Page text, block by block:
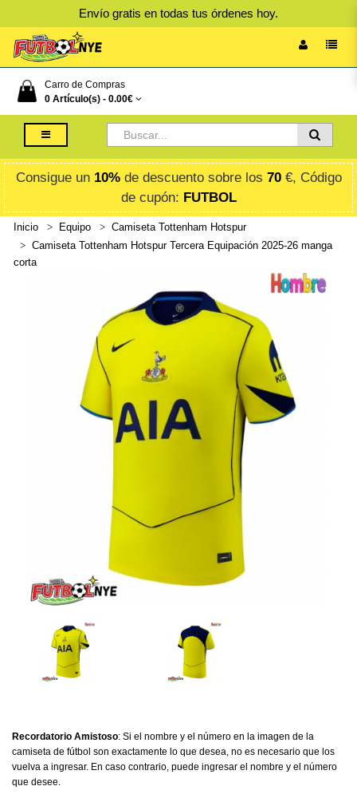
Envío gratis en todas tus órdenes hoy.
Carro de Compras
0 Artículo(s) - 0.00€
Consigue un 10%de descuento sobre los 70€, Código
de cupón: FUTBOL
Inicio Equipo
Camiseta Tottenham Hotspur
Camiseta Tottenham Hotspur Tercera Equipación 2025-26 manga
corta
Recordatorio Amistoso: Si el nombre y el número en la imagen de la
camiseta de fútbol son exactamente lo que desea, no es necesario que los
vuelva a ingresar. En caso contrario, puede ingresar el nombre y el número
que desee.